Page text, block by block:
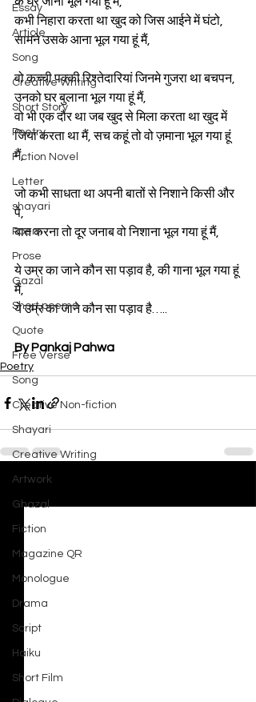
Essay
Article
Song
Creative Writing
Short Story
Poetry
Fiction Novel
Letter
shayari
Poem
Prose
Gazal
Short poems
Quote
Free Verse
Song
Creative Non-fiction
Shayari
Creative Writing
Artwork
Ghazal
Fiction
Magazine QR
Monologue
Drama
Script
Haiku
Short Film
कभी निहारा करता था खुद को जिस आईने में घंटो,
सामने उसके आना भूल गया हूं मैं,
वो कच्ची पक्की रिश्तेदारियां जिनमे गुजरा था बचपन,
उनको घर बुलाना भूल गया हूं मैं,
वो भी एक दौर था जब खुद से मिला करता था खुद में
जिया करता था मैं, सच कहूं तो वो ज़माना भूल गया हूं
मैं,
जो कभी साधता था अपनी बातों से निशाने किसी और
पे,
बात करना तो दूर जनाब वो निशाना भूल गया हूं मैं,
ये उम्र का जाने कौन सा पड़ाव है, की गाना भूल गया हूं
मैं,
ये उम्र का जाने कौन सा पड़ाव है…..
By Pankaj Pahwa
Poetry
Recent Posts